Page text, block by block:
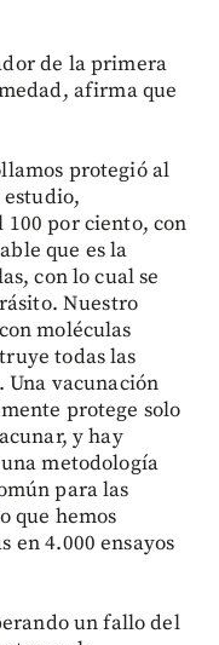
de la primera
afirma que
protegió al
por ciento, con
que es la
con lo cual se
Nuestro
moléculas
todas las
Una vacunación
protege solo
y hay
metodología
para las
que hemos
en 4.000 ensayos
un fallo del